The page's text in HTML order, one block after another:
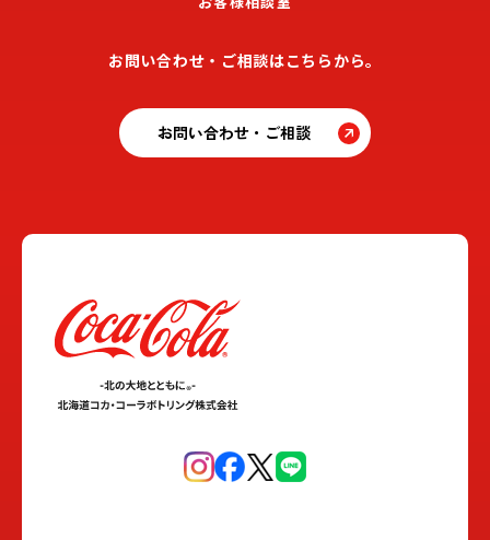
お問い合わせ・ご相談はこちらから。
お問い合わせ・ご相談